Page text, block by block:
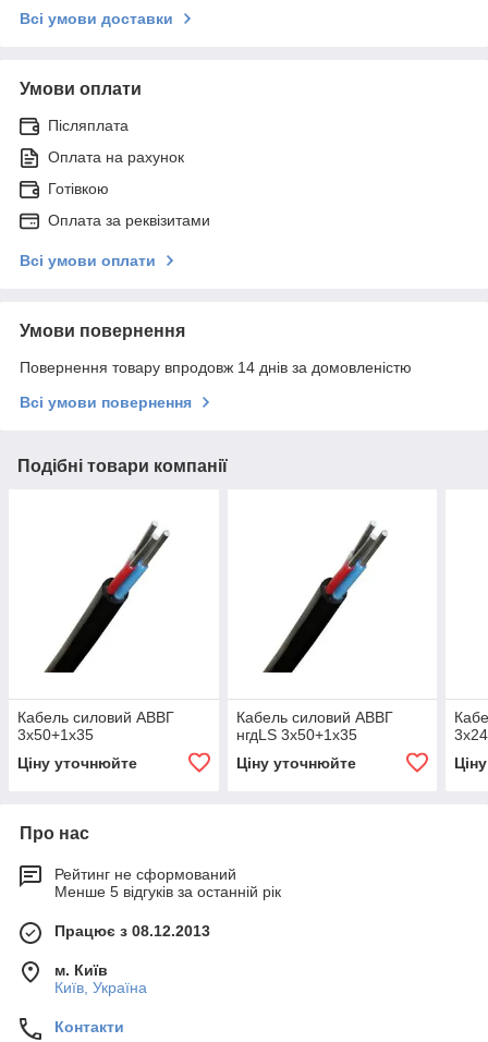
Всі умови доставки
Умови оплати
Післяплата
Оплата на рахунок
Готівкою
Оплата за реквізитами
Всі умови оплати
Умови повернення
Повернення товару впродовж 14 днів за домовленістю
Всі умови повернення
Подібні товари компанії
Кабель силовий АВВГ
3х50+1х35
Ціну уточнюйте
Кабель силовий АВВГ
нгдLS 3х50+1х35
Ціну уточнюйте
Про нас
Рейтинг не сформований
Менше 5 відгуків за останній рік
Працює з 08.12.2013
м. Київ
Київ, Україна
Контакти